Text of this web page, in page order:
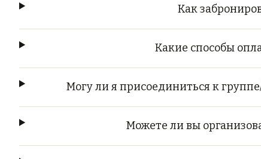
Как
Какие способы
Могу ли я присоединиться к
Можете ли вы